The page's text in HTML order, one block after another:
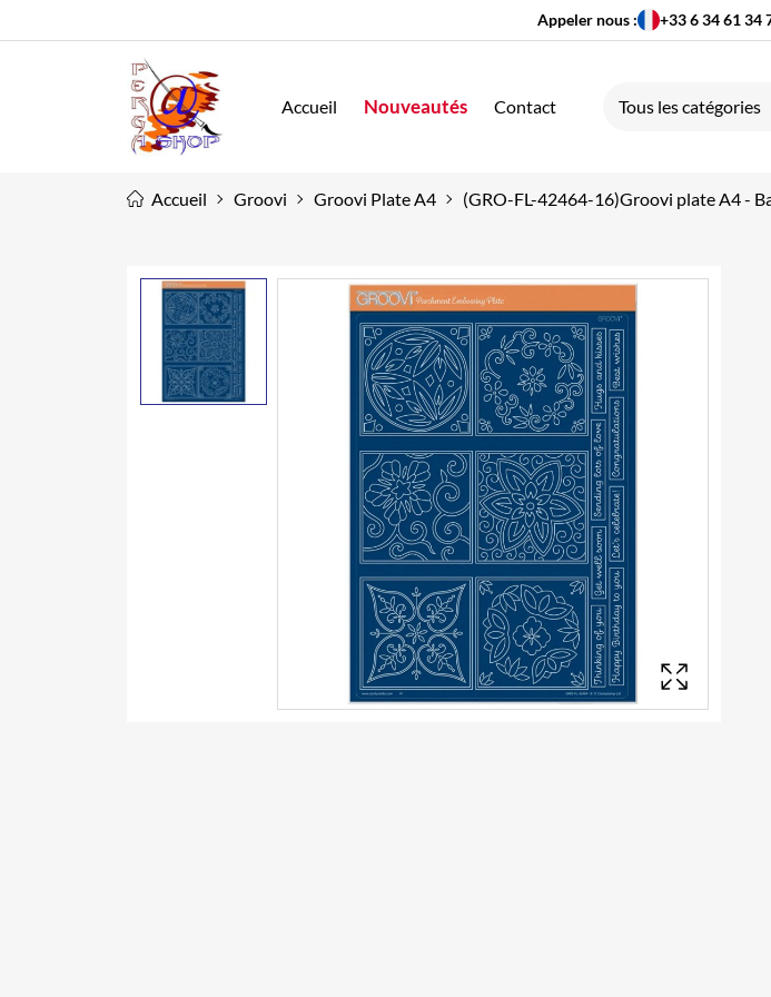
Appeler nous : +33 6 34 61 34
Accueil Nouveautés Contact Tous les catégories
Accueil Groovi Groovi Plate A4 (GRO-FL-42464-16)Groovi plate A4 -